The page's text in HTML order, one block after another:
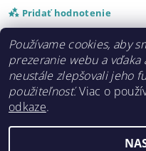
Pridať hodnotenie
Používame cookies, aby
prezeranie webu a vďaka
neustále zlepšovali jeho
použiteľnosť.Viac o
odkaze.